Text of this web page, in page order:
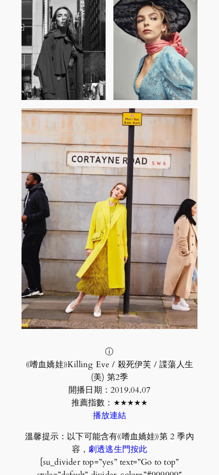
ⓘ
《嗜血嬌娃》Killing Eve / 殺死伊芙 / 諜蕩人生
(美) 第2季
開播日期：2019.04.07
推薦指數：★★★★★
播放連結
溫馨提示：以下可能含有《嗜血嬌娃》第 2 季內
容， 劇透逃生門按此
[su_divider top=”yes” text=”Go to top”